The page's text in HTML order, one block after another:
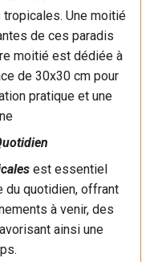
Une moitié
de ces paradis
moitié est dédiée à
de 30x30 cm pour
pratique et une
est essentiel
du quotidien, offrant
à venir, des
ainsi une